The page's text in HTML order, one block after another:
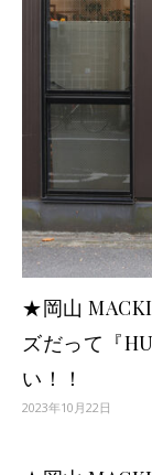
★岡山
ズだって『
い！！
2023年10月22日